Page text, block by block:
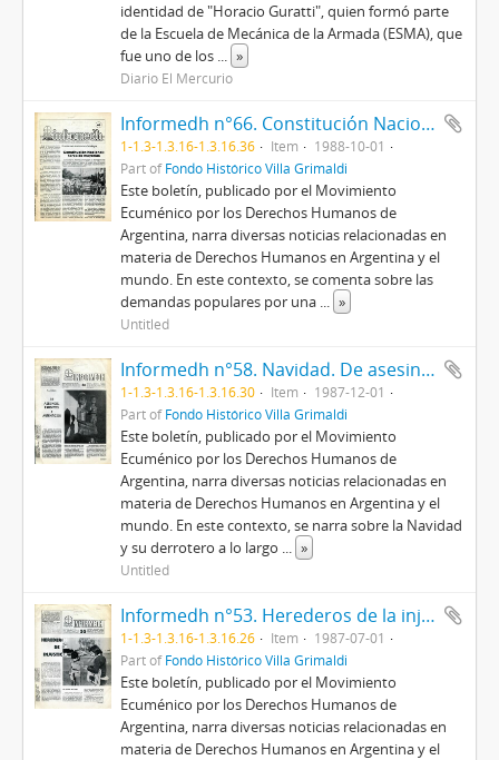
identidad de "Horacio Guratti", quien formó parte
de la Escuela de Mecánica de la Armada (ESMA), que
fue uno de los ... »
Diario El Mercurio
Informedh n°66. Constitución Nacional: tarea de mayorías.
1-1.3-1.3.16-1.3.16.36 Item
1988-10-01
Part ofFondo Histórico Villa Grimaldi
Este boletín, publicado por el Movimiento
Ecuménico por los Derechos Humanos de
Argentina, narra diversas noticias relacionadas en
materia de Derechos Humanos en Argentina y el
mundo. En este contexto, se comenta sobre las
demandas populares por una ... »
Untitled
Informedh n°58. Navidad. De asesinos, eruditos y auténticos.
1-1.3-1.3.16-1.3.16.30 Item
1987-12-01
Part ofFondo Histórico Villa Grimaldi
Este boletín, publicado por el Movimiento
Ecuménico por los Derechos Humanos de
Argentina, narra diversas noticias relacionadas en
materia de Derechos Humanos en Argentina y el
mundo. En este contexto, se narra sobre la Navidad
y su derrotero a lo largo ... »
Untitled
Informedh n°53. Herederos de la injusticia.
1-1.3-1.3.16-1.3.16.26 Item
1987-07-01
Part ofFondo Histórico Villa Grimaldi
Este boletín, publicado por el Movimiento
Ecuménico por los Derechos Humanos de
Argentina, narra diversas noticias relacionadas en
materia de Derechos Humanos en Argentina y el